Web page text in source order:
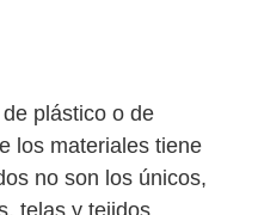
plástico o de
los materiales tiene
no son los únicos,
telas y tejidos